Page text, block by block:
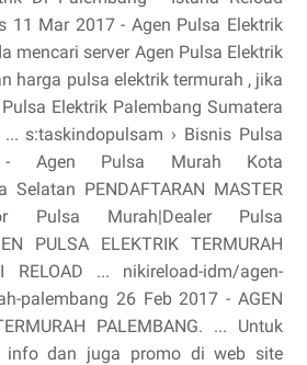
11 Mar 2017 - Agen Pulsa Elektrik
mencari server Agen Pulsa Elektrik
harga pulsa elektrik termurah , jika
Elektrik Palembang Sumatera
s:taskindopulsam › Bisnis Pulsa
Agen Pulsa Murah Kota
Selatan PENDAFTARAN MASTER
Pulsa Murah|Dealer Pulsa
PULSA ELEKTRIK TERMURAH
RELOAD ... nikireload-idm/agen-
palembang 26 Feb 2017 - AGEN
PALEMBANG. ... Untuk
info dan juga promo di web site